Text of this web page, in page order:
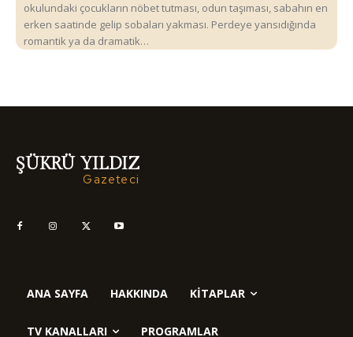
okulundaki çocukların nöbet tutması, odun taşıması, sabahın en
erken saatinde gelip sobaları yakması. Perdeye yansıdığında
romantik ya da dramatik…
ŞÜKRÜ YILDIZ
Gazeteci
ANA SAYFA HAKKINDA KITAPLAR
TV KANALLARI PROGRAMLAR